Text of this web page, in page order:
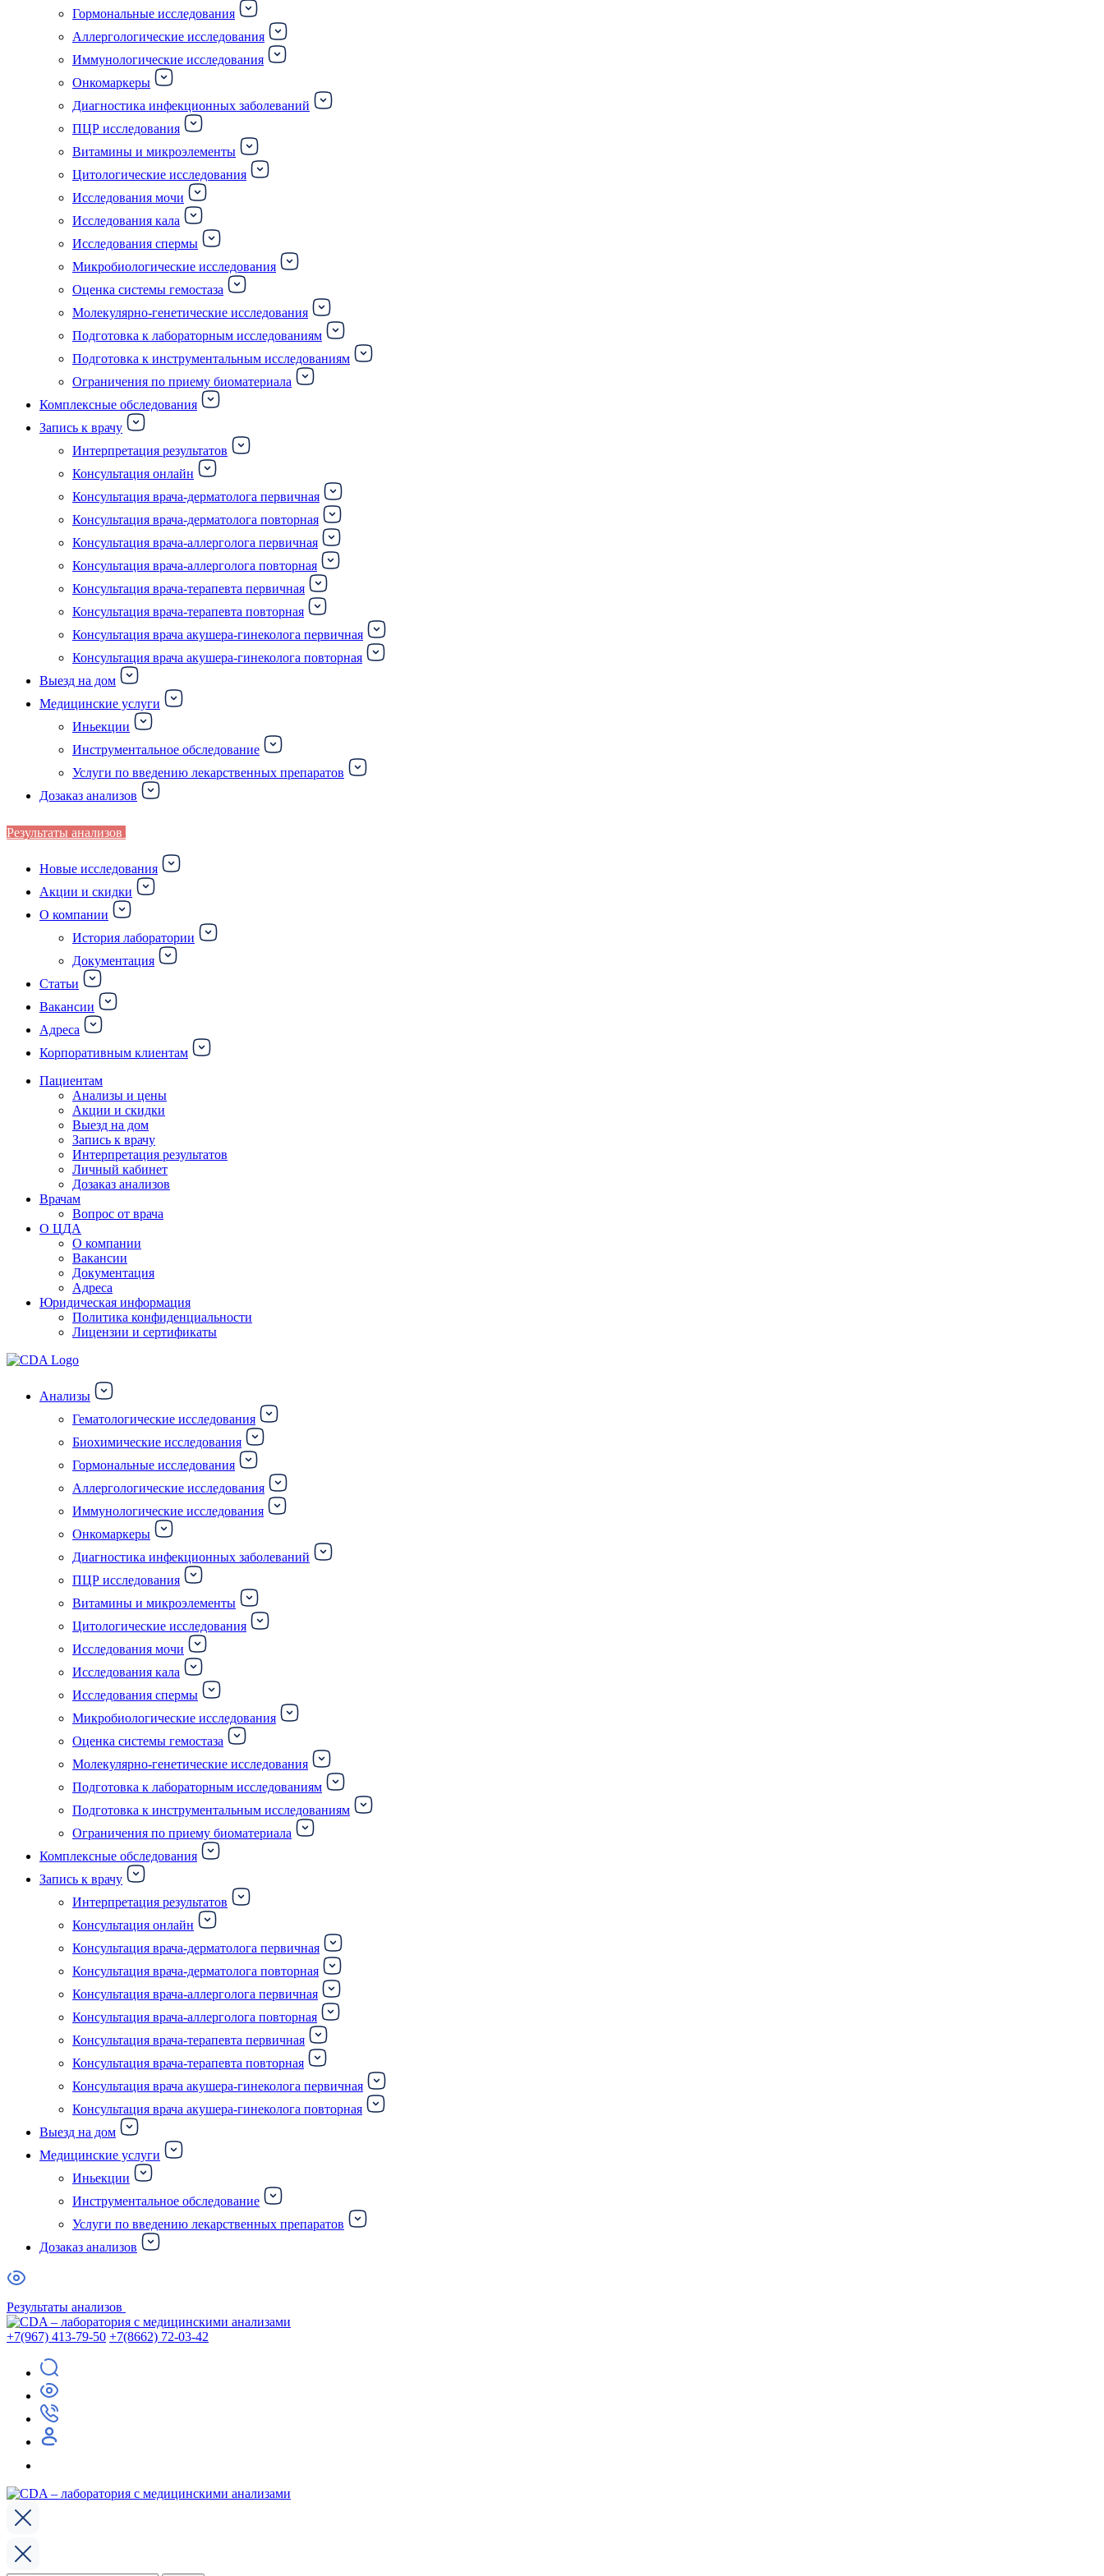
Гормональные исследования
Аллергологические исследования
Иммунологические исследования
Онкомаркеры
Диагностика инфекционных заболеваний
ПЦР исследования
Витамины и микроэлементы
Цитологические исследования
Исследования мочи
Исследования кала
Исследования спермы
Микробиологические исследования
Оценка системы гемостаза
Молекулярно-генетические исследования
Подготовка к лабораторным исследованиям
Подготовка к инструментальным исследованиям
Ограничения по приему биоматериала
Комплексные обследования
Запись к врачу
Интерпретация результатов
Консультация онлайн
Консультация врача-дерматолога первичная
Консультация врача-дерматолога повторная
Консультация врача-аллерголога первичная
Консультация врача-аллерголога повторная
Консультация врача-терапевта первичная
Консультация врача-терапевта повторная
Консультация врача акушера-гинеколога первичная
Консультация врача акушера-гинеколога повторная
Выезд на дом
Медицинские услуги
Иньекции
Инструментальное обследование
Услуги по введению лекарственных препаратов
Дозаказ анализов
Результаты анализов
Новые исследования
Акции и скидки
О компании
История лаборатории
Документация
Статьи
Вакансии
Адреса
Корпоративным клиентам
Пациентам
Анализы и цены
Акции и скидки
Выезд на дом
Запись к врачу
Интерпретация результатов
Личный кабинет
Дозаказ анализов
Врачам
Вопрос от врача
О ЦДА
О компании
Вакансии
Документация
Адреса
Юридическая информация
Политика конфиденциальности
Лицензии и сертификаты
Анализы
Гематологические исследования
Биохимические исследования
Гормональные исследования
Аллергологические исследования
Иммунологические исследования
Онкомаркеры
Диагностика инфекционных заболеваний
ПЦР исследования
Витамины и микроэлементы
Цитологические исследования
Исследования мочи
Исследования кала
Исследования спермы
Микробиологические исследования
Оценка системы гемостаза
Молекулярно-генетические исследования
Подготовка к лабораторным исследованиям
Подготовка к инструментальным исследованиям
Ограничения по приему биоматериала
Комплексные обследования
Запись к врачу
Интерпретация результатов
Консультация онлайн
Консультация врача-дерматолога первичная
Консультация врача-дерматолога повторная
Консультация врача-аллерголога первичная
Консультация врача-аллерголога повторная
Консультация врача-терапевта первичная
Консультация врача-терапевта повторная
Консультация врача акушера-гинеколога первичная
Консультация врача акушера-гинеколога повторная
Выезд на дом
Медицинские услуги
Иньекции
Инструментальное обследование
Услуги по введению лекарственных препаратов
Дозаказ анализов
Результаты анализов
+7(967) 413-79-50 +7(8662) 72-03-42